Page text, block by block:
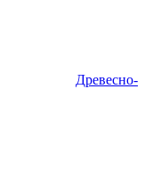
Древесно-